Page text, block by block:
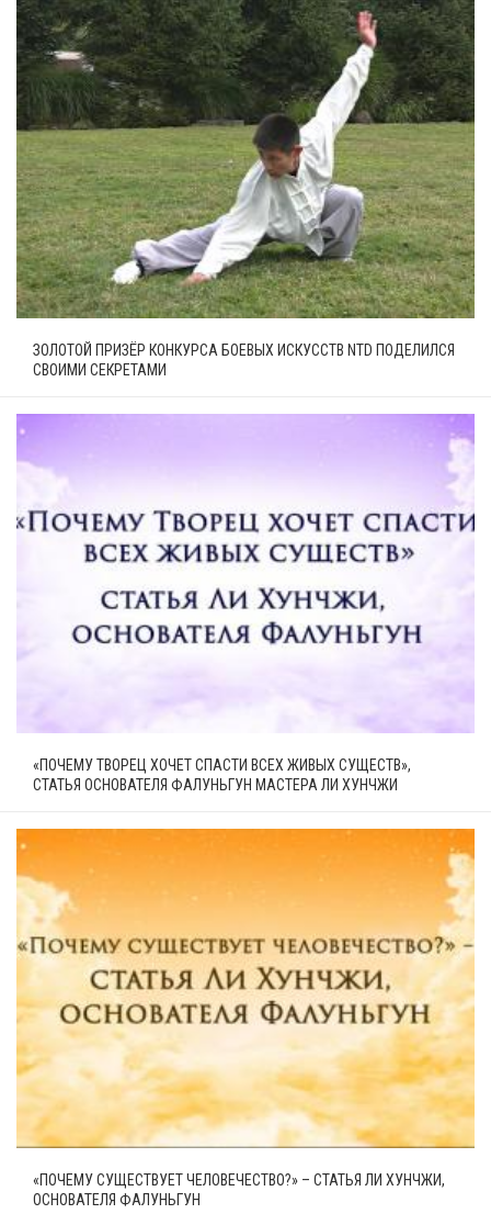
ЗОЛОТОЙ ПРИЗЁР КОНКУРСА БОЕВЫХ ИСКУССТВ NTD ПОДЕЛИЛСЯ
СВОИМИ СЕКРЕТАМИ
«ПОЧЕМУ ТВОРЕЦ ХОЧЕТ СПАСТИ ВСЕХ ЖИВЫХ СУЩЕСТВ»,
СТАТЬЯ ОСНОВАТЕЛЯ ФАЛУНЬГУН МАСТЕРА ЛИ ХУНЧЖИ
«ПОЧЕМУ СУЩЕСТВУЕТ ЧЕЛОВЕЧЕСТВО?» – СТАТЬЯ ЛИ ХУНЧЖИ,
ОСНОВАТЕЛЯ ФАЛУНЬГУН